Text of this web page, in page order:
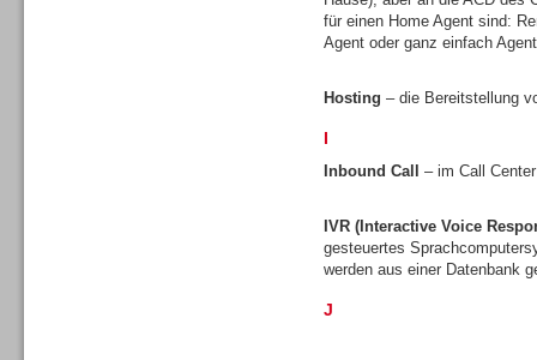
für einen Home Agent sind:
Agent oder ganz einfach
Hosting – die Bereitstellung
I
Inbound Call – im Call
IVR (Interactive Voice
gesteuertes
werden aus einer Datenbank
J